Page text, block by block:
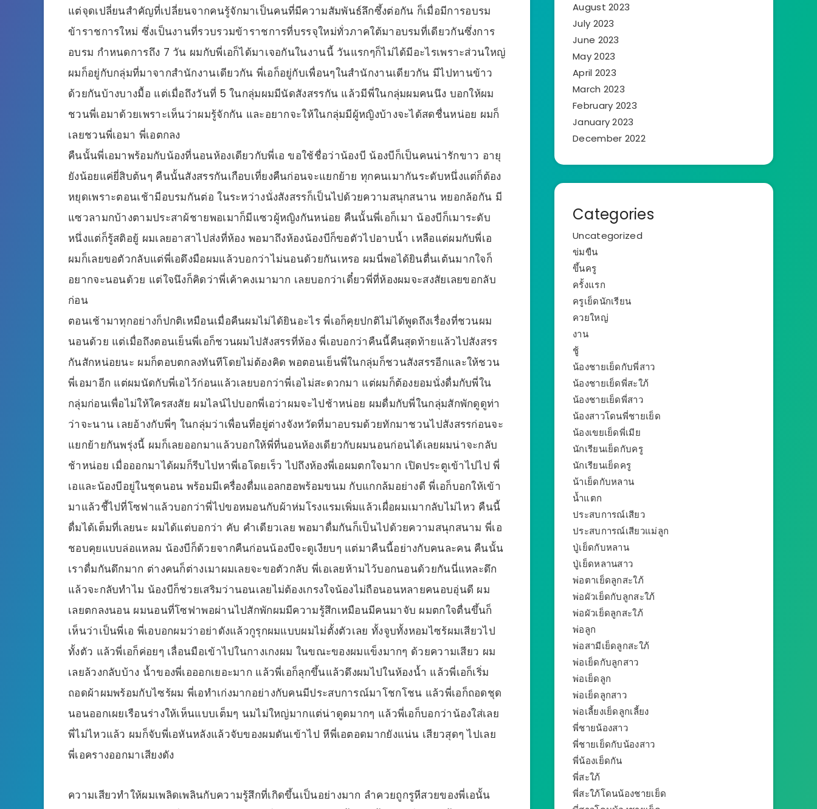
แต่จุดเปลี่ยนสำคัญที่เปลี่ยนจากคนรู้จักมาเป็นคนที่มีความสัมพันธ์ลึกซึ้งต่อกัน ก็เมื่อมีการอบรม
ข้าราชการใหม่ ซึ่งเป็นงานที่รวบรวมข้าราชการที่บรรจุใหม่ทั่วภาคใต้มาอบรมที่เดียวกันซึ่งการ
อบรม กำหนดการถึง 7 วัน ผมกับพี่เอก็ได้มาเจอกันในงานนี้ วันแรกๆก็ไม่ได้มีอะไรเพราะส่วนใหญ่
ผมก็อยู่กับกลุ่มที่มาจากสำนักงานเดียวกัน พี่เอก็อยู่กับเพื่อนๆในสำนักงานเดียวกัน มีไปทานข้าว
ด้วยกันบ้างบางมื้อ แต่เมื่อถึงวันที่ 5 ในกลุ่มผมมีนัดสังสรรกัน แล้วมีพี่ในกลุ่มผมคนนึง บอกให้ผม
ชวนพี่เอมาด้วยเพราะเห็นว่าผมรู้จักกัน และอยากจะให้ในกลุ่มมีผู้หญิงบ้างจะได้สดชื่นหน่อย ผมก็
เลยชวนพี่เอมา พี่เอตกลง
คืนนั้นพี่เอมาพร้อมกับน้องที่นอนห้องเดียวกับพี่เอ ขอใช้ชื่อว่าน้องบี น้องบีก็เป็นคนน่ารักขาว อายุ
ยังน้อยแค่ยี่สิบต้นๆ คืนนั้นสังสรรกันเกือบเที่ยงคืนก่อนจะแยกย้าย ทุกคนเมากันระดับหนึ่งแต่ก็ต้อง
หยุดเพราะตอนเช้ามีอบรมกันต่อ ในระหว่างนั่งสังสรรก็เป็นไปด้วยความสนุกสนาน หยอกล้อกัน มี
แซวลามกบ้างตามประสาผ้ชายพอเมาก็มีแซวผู้หญิงกันหน่อย คืนนั้นพี่เอก็เมา น้องบีก็เมาระดับ
หนึ่งแต่ก็รู้สติอยู้ ผมเลยอาสาไปส่งที่ห้อง พอมาถึงห้องน้องบีก็ขอตัวไปอาบน้ำ เหลือแต่ผมกับพี่เอ
ผมก็เลยขอตัวกลับแต่พี่เอดึงมือผมแล้วบอกว่าไม่นอนด้วยกันเหรอ ผมนี่พอได้ยินตื่นเต้นมากใจก็
อยากจะนอนด้วย แต่ใจนึงก็คิดว่าพี่เค้าคงเมามาก เลยบอกว่าเดี๋ยวพี่ที่ห้องผมจะสงสัยเลยขอกลับ
ก่อน
ตอนเช้ามาทุกอย่างก็ปกติเหมือนเมื่อคืนผมไม่ได้ยินอะไร พี่เอก็คุยปกติไม่ได้พูดถึงเรื่องที่ชวนผม
นอนด้วย แต่เมื่อถึงตอนเย็นพี่เอก็ชวนผมไปสังสรรที่ห้อง พี่เอบอกว่าคืนนี้คืนสุดท้ายแล้วไปสังสรร
กันสักหน่อยนะ ผมก็ตอบตกลงทันทีโดยไม่ต้องคิด พอตอนเย็นพี่ในกลุ่มก็ชวนสังสรรอีกและให้ชวน
พี่เอมาอีก แต่ผมนัดกับพี่เอไว้ก่อนแล้วเลยบอกว่าพี่เอไม่สะดวกมา แต่ผมก็ต้องยอมนั่งดื่มกับพี่ใน
กลุ่มก่อนเพื่อไม่ให้ใครสงสัย ผมไลน์ไปบอกพี่เอว่าผมจะไปช้าหน่อย ผมดื่มกับพี่ในกลุ่มสักพักดูดูท่า
ว่าจะนาน เลยอ้างกับพี่ๆ ในกลุ่มว่าเพื่อนที่อยู่ต่างจังหวัดที่มาอบรมด้วยทักมาชวนไปสังสรรก่อนจะ
แยกย้ายกันพรุ่งนี้ ผมก็เลยออกมาแล้วบอกให้พี่ที่นอนห้องเดียวกับผมนอนก่อนได้เลยผมน่าจะกลับ
ช้าหน่อย เมื่อออกมาได้ผมก็รีบไปหาพี่เอโดยเร็ว ไปถึงห้องพี่เอผมตกใจมาก เปิดประตูเข้าไปไป พี่
เอและน้องบีอยู่ในชุดนอน พร้อมมีเครื่องดื่มแอลกฮอพร้อมขนม กับแกกล้มอย่างดี พี่เอก็บอกให้เข้า
มาแล้วชี้ไปที่โซฟาแล้วบอกว่าพี่ไปขอหมอนกับผ้าห่มโรงแรมเพิ่มแล้วเผื่อผมเมากลับไม่ไหว คืนนี้
ดื่มได้เต็มที่เลยนะ ผมได้แต่บอกว่า คับ คำเดียวเลย พอมาดื่มกันก็เป็นไปด้วยความสนุกสนาม พี่เอ
ชอบคุยแบบล่อแหลม น้องบีก็ด้วยจากคืนก่อนน้องบีจะดูเงียบๆ แต่มาคืนนี้อย่างกับคนละคน คืนนั้น
เราดื่มกันดึกมาก ต่างคนก็ต่างเมาผมเลยจะขอตัวกลับ พี่เอเลยห้ามไว้บอกนอนด้วยกันนี่แหละดึก
แล้วจะกลับทำไม น้องบีก็ช่วยเสริมว่านอนเลยไม่ต้องเกรงใจน้องไม่ถือนอนหลายคนอบอุ่นดี ผม
เลยตกลงนอน ผมนอนที่โซฟาพอผ่านไปสักพักผมมีความรู้สึกเหมือนมีคนมาจับ ผมตกใจตื่นขึ้นก็
เห็นว่าเป็นพี่เอ พี่เอบอกผมว่าอย่าดังแล้วกูรุกผมแบบผมไม่ตั้งตัวเลย ทั้งจูบทั้งหอมไซร้ผมเสียวไป
ทั้งตัว แล้วพี่เอก็ค่อยๆ เลื่อนมือเข้าไปในกางเกงผม ในขณะของผมแข็งมากๆ ด้วยความเสียว ผม
เลยล้วงกลับบ้าง น้ำของพี่เอออกเยอะมาก แล้วพี่เอก็ลุกขึ้นแล้วดึงผมไปในห้องน้ำ แล้วพี่เอก็เริ่ม
ถอดผ้าผมพร้อมกับไซร้ผม พี่เอทำเก่งมากอย่างกับคนมีประสบการณ์มาโชกโชน แล้วพี่เอก็ถอดชุด
นอนออกเผยเรือนร่างให้เห็นแบบเต็มๆ นมไม่ใหญ่มากแต่น่าดูดมากๆ แล้วพี่เอก็บอกว่าน้องใส่เลย
พี่ไม่ไหวแล้ว ผมก็จับพี่เอหันหลังแล้วจับของผมดันเข้าไป หีพี่เอตอดมากยังแน่น เสียวสุดๆ ไปเลย
พี่เอครางออกมาเสียงดัง
ความเสียวทำให้ผมเพลิดเพลินกับความรู้สึกที่เกิดขึ้นเป็นอย่างมาก ลำควยถูกรูหีสวยของพี่เอนั้น
August 2023
July 2023
June 2023
May 2023
April 2023
March 2023
February 2023
January 2023
December 2022
Categories
Uncategorized
ข่มขืน
ขึ้นครู
ครั้งแรก
ครูเย็ดนักเรียน
ควยใหญ่
งาน
ชู้
น้องชายเย็ดกับพี่สาว
น้องชายเย็ดพี่สะใภ้
น้องชายเย็ดพี่สาว
น้องสาวโดนพี่ชายเย็ด
น้องเขยเย็ดพี่เมีย
นักเรียนเย็ดกับครู
นักเรียนเย็ดครู
น้าเย็ดกับหลาน
น้ำแตก
ประสบการณ์เสียว
ประสบการณ์เสียวแม่ลูก
ปู่เย็ดกับหลาน
ปู่เย็ดหลานสาว
พ่อตาเย็ดลูกสะใภ้
พ่อผัวเย็ดกับลูกสะใภ้
พ่อผัวเย็ดลูกสะใภ้
พ่อลูก
พ่อสามีเย็ดลูกสะใภ้
พ่อเย็ดกับลูกสาว
พ่อเย็ดลูก
พ่อเย็ดลูกสาว
พ่อเลี้ยงเย็ดลูกเลี้ยง
พี่ชายน้องสาว
พี่ชายเย็ดกับน้องสาว
พี่น้องเย็ดกัน
พี่สะใภ้
พี่สะใภ้โดนน้องชายเย็ด